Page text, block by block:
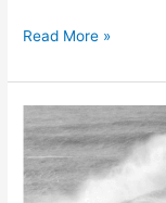
GEO
Read More »